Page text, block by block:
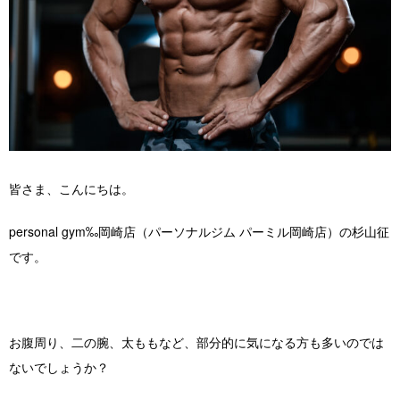
よくあるご質問
お役立ちブログ
無料体験お申し込み
皆さま、こんにちは。
personal gym‰岡崎店（パーソナルジム パーミル岡崎店）の杉山征
です。
お腹周り、二の腕、太ももなど、部分的に気になる方も多いのでは
ないでしょうか？